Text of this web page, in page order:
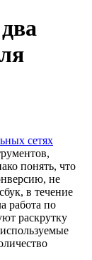
сетях
понять, что
не
в течение
работа по
раскрутку